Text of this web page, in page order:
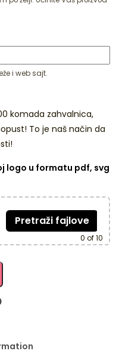
i web sajt.
komada zahvalnica,
To je naš način da
logo u formatu pdf, svg
Pretraži fajlove
0 of 10